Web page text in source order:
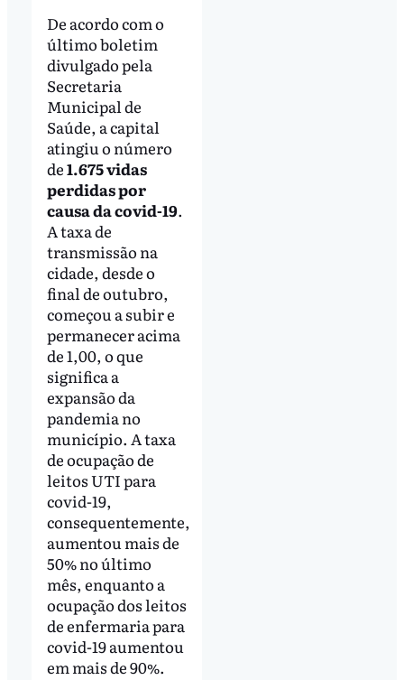
De acordo com o
último boletim
divulgado pela
Secretaria
Municipal de
Saúde, a capital
atingiu o número
de1.675 vidas
perdidas por
causa da covid-19.
A taxa de
transmissão na
cidade, desde o
final de outubro,
começou a subir e
permanecer acima
de 1,00, o que
significa a
expansão da
pandemia no
município. A taxa
de ocupação de
leitos UTI para
covid-19,
consequentemente,
aumentou mais de
50% no último
mês, enquanto a
ocupação dos leitos
de enfermaria para
covid-19 aumentou
em mais de 90%.